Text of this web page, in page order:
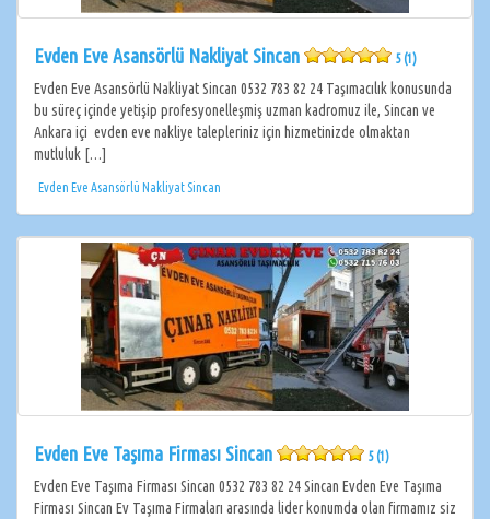
Evden Eve Asansörlü Nakliyat Sincan 5 (1)
Evden Eve Asansörlü Nakliyat Sincan 0532 783 82 24 Taşımacılık konusunda
bu süreç içinde yetişip profesyonelleşmiş uzman kadromuz ile, Sincan ve
Ankara içi evden eve nakliye talepleriniz için hizmetinizde olmaktan
mutluluk […]
Evden Eve Asansörlü Nakliyat Sincan
Evden Eve Taşıma Firması Sincan 5 (1)
Evden Eve Taşıma Firması Sincan 0532 783 82 24 Sincan Evden Eve Taşıma
Firması Sincan Ev Taşıma Firmaları arasında lider konumda olan firmamız siz